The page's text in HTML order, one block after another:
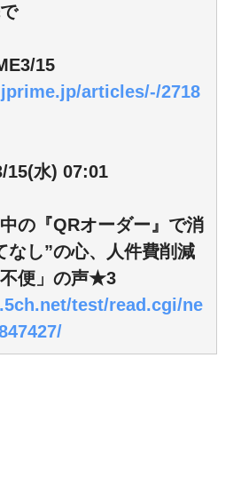
15
articles/-/2718
水) 07:01
の『QRオーダー』で消
なし”の心、人件費削減
便」の声★3
test/read.cgi/ne